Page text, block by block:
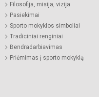
Filosofija, misija, vizija
Pasiekimai
Sporto mokyklos simboliai
Tradiciniai renginiai
Bendradarbiavimas
Priėmimas į sporto mokyklą